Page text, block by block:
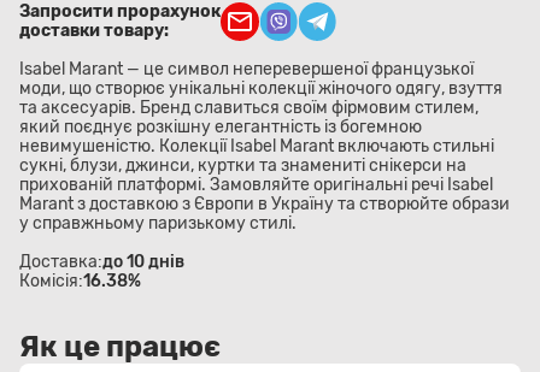
Запросити прорахунок
доставки товару:
Isabel Marant — це символ неперевершеної французької
моди, що створює унікальні колекції жіночого одягу, взуття
та аксесуарів. Бренд славиться своїм фірмовим стилем,
який поєднує розкішну елегантність із богемною
невимушеністю. Колекції Isabel Marant включають стильні
сукні, блузи, джинси, куртки та знамениті снікерси на
прихованій платформі. Замовляйте оригінальні речі Isabel
Marant з доставкою з Європи в Україну та створюйте образи
у справжньому паризькому стилі.
Доставка:до 10 днів
Комісія:16.38%
Як це працює